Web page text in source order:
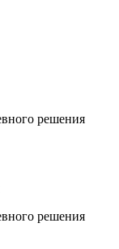
решения
решения